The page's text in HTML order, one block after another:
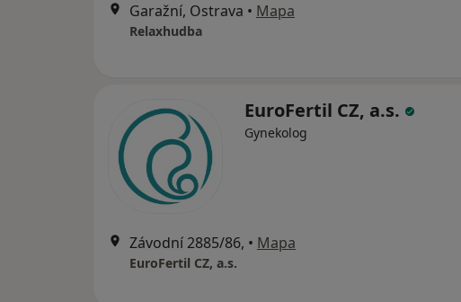
Garažní, Ostrava • Mapa
Relaxhudba
EuroFertil CZ, a.s.
Gynekolog
Závodní 2885/86, • Mapa
EuroFertil CZ, a.s.